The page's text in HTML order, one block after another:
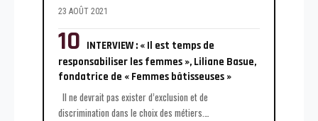
23 AOÛT 2021
INTERVIEW : « Il est temps de
responsabiliser les femmes », Liliane Basue,
fondatrice de « Femmes bâtisseuses »
Il ne devrait pas exister d’exclusion et de
discrimination dans le choix des métiers.…